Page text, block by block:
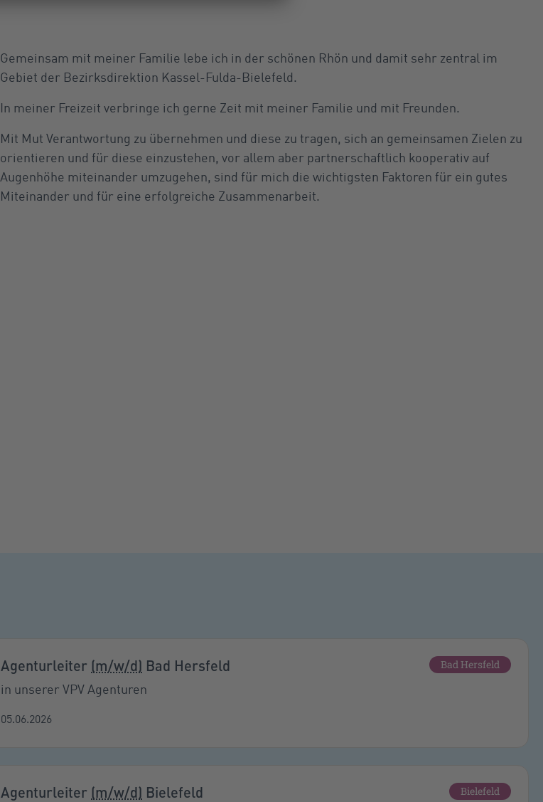
Gemeinsam mit meiner Familie lebe ich in der schönen Rhön und damit sehr zentral im
Gebiet der Bezirksdirektion Kassel-Fulda-Bielefeld.
In meiner Freizeit verbringe ich gerne Zeit mit meiner Familie und mit Freunden.
Mit Mut Verantwortung zu übernehmen und diese zu tragen, sich an gemeinsamen Zielen zu
orientieren und für diese einzustehen, vor allem aber partnerschaftlich kooperativ auf
Augenhöhe miteinander umzugehen, sind für mich die wichtigsten Faktoren für ein gutes
Miteinander und für eine erfolgreiche Zusammenarbeit.
Bad Hersfeld
Agenturleiter (m/w/d) Bad Hersfeld
in unserer VPV Agenturen
05.06.2026
Bielefeld
Agenturleiter (m/w/d) Bielefeld